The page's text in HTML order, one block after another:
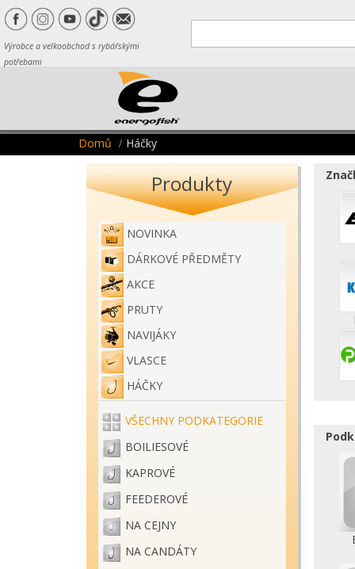
Výrobce a velkoobchod s rybářskými
potřebami
Domů Háčky
Produkty
NOVINKA
DÁRKOVÉ PŘEDMĚTY
AKCE
PRUTY
NAVIJÁKY
VLASCE
HÁČKY
VŠECHNY PODKATEGORIE
BOILIESOVÉ
KAPROVÉ
FEEDEROVÉ
NA CEJNY
NA CANDÁTY